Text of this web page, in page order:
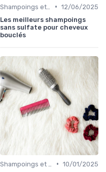
• 12/06/2025
Les meilleurs shampoings
sans sulfate pour cheveux
bouclés
• 10/01/2025